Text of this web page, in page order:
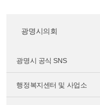
광명시의회
광명시 공식 SNS
행정복지센터 및 사업소